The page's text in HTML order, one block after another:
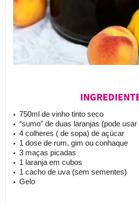
750ml de vinho tinto seco
“sumo” de duas laranjas (pode
4 colheres ( de sopa) de açúcar
1 dose de rum, gim ou conhaque
3 maças picadas
1 laranja em cubos
1 cacho de uva (sem sementes)
Gelo